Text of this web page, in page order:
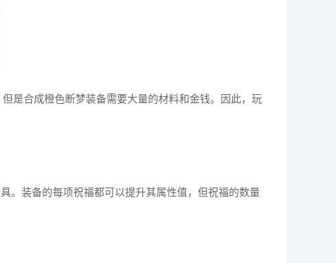
是合成橙色断梦装备需要大量的材料和金钱。因此，玩
。装备的每项祝福都可以提升其属性值，但祝福的数量